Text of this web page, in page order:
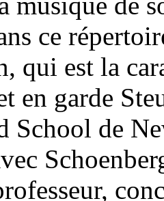
ce
qui est la
en garde
School de